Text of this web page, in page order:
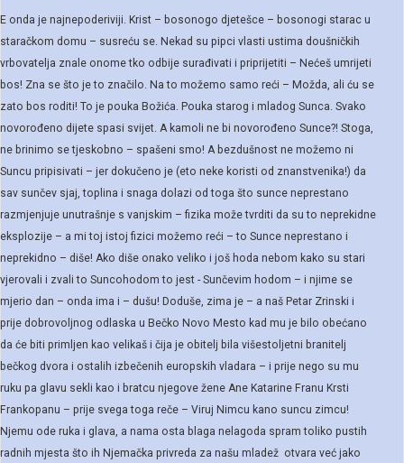
E onda je najnepoderiviji. Krist – bosonogo djetešce – bosonogi starac u
staračkom domu – susreću se. Nekad su pipci vlasti ustima doušničkih
vrbovatelja znale onome tko odbije surađivati i priprijetiti – Nećeš umrijeti
bos! Zna se što je to značilo. Na to možemo samo reći – Možda, ali ću se
zato bos roditi! To je pouka Božića. Pouka starog i mladog Sunca. Svako
novorođeno dijete spasi svijet. A kamoli ne bi novorođeno Sunce?! Stoga,
ne brinimo se tjeskobno – spašeni smo! A bezdušnost ne možemo ni
Suncu pripisivati – jer dokučeno je (eto neke koristi od znanstvenika!) da
sav sunčev sjaj, toplina i snaga dolazi od toga što sunce neprestano
razmjenjuje unutrašnje s vanjskim – fizika može tvrditi da su to neprekidne
eksplozije – a mi toj istoj fizici možemo reći – to Sunce neprestano i
neprekidno – diše! Ako diše onako veliko i još hoda nebom kako su stari
vjerovali i zvali to Suncohodom to jest - Sunčevim hodom – i njime se
mjerio dan – onda ima i – dušu! Doduše, zima je – a naš Petar Zrinski i
prije dobrovoljnog odlaska u Bečko Novo Mesto kad mu je bilo obećano
da će biti primljen kao velikaš i čija je obitelj bila višestoljetni branitelj
bečkog dvora i ostalih izbečenih europskih vladara – i prije nego su mu
ruku pa glavu sekli kao i bratcu njegove žene Ane Katarine Franu Krsti
Frankopanu – prije svega toga reče – Viruj Nimcu kano suncu zimcu!
Njemu ode ruka i glava, a nama osta blaga nelagoda spram toliko pustih
radnih mjesta što ih Njemačka privreda za našu mladež otvara već jako